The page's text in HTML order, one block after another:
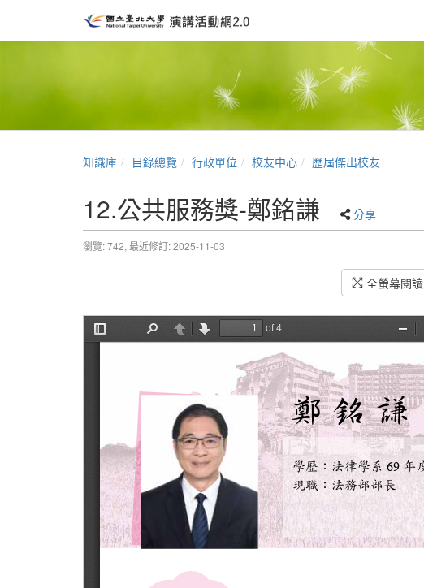
知識庫 目錄總覽 行政單位 校友中心 歷屆傑出校友
12.公共服務獎-鄭銘謙 分享
瀏覽: 742, 最近修訂: 2025-11-03
全螢幕閱讀